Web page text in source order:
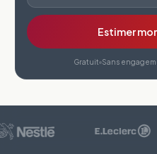
Estimer
Gratuit Sans